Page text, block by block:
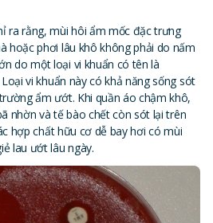
ra rằng, mùi hôi ẩm mốc đặc trưng
hoặc phơi lâu khô không phải do nấm
do một loại vi khuẩn có tên là
vi khuẩn này có khả năng sống sót
ẩm ướt. Khi quần áo chậm khô,
nhờn và tế bào chết còn sót lại trên
hợp chất hữu cơ dễ bay hơi có mùi
lau ướt lâu ngày.